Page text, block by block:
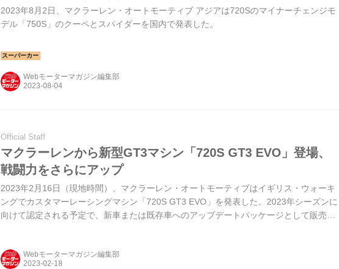
2023年8月2日、マクラーレン・オートモーティブ アジアは720Sのマイナーチェンジモ
デル「750S」のクーペとスパイダーを国内で発表した。
Webモーターマガジン編集部
Official Staff
マクラーレンから新型GT3マシン「720S GT3 EVO」登場、
戦闘力をさらにアップ
2023年2月16日（現地時間）、マクラーレン・オートモーティブはイギリス・ウォーキ
ングでカスタマーレーシングマシン「720S GT3 EVO」を発表した。2023年シーズンに
向けて認定される予定で、新車または既存車へのアップデートパッケージとして販売さ
Webモーターマガジン編集部